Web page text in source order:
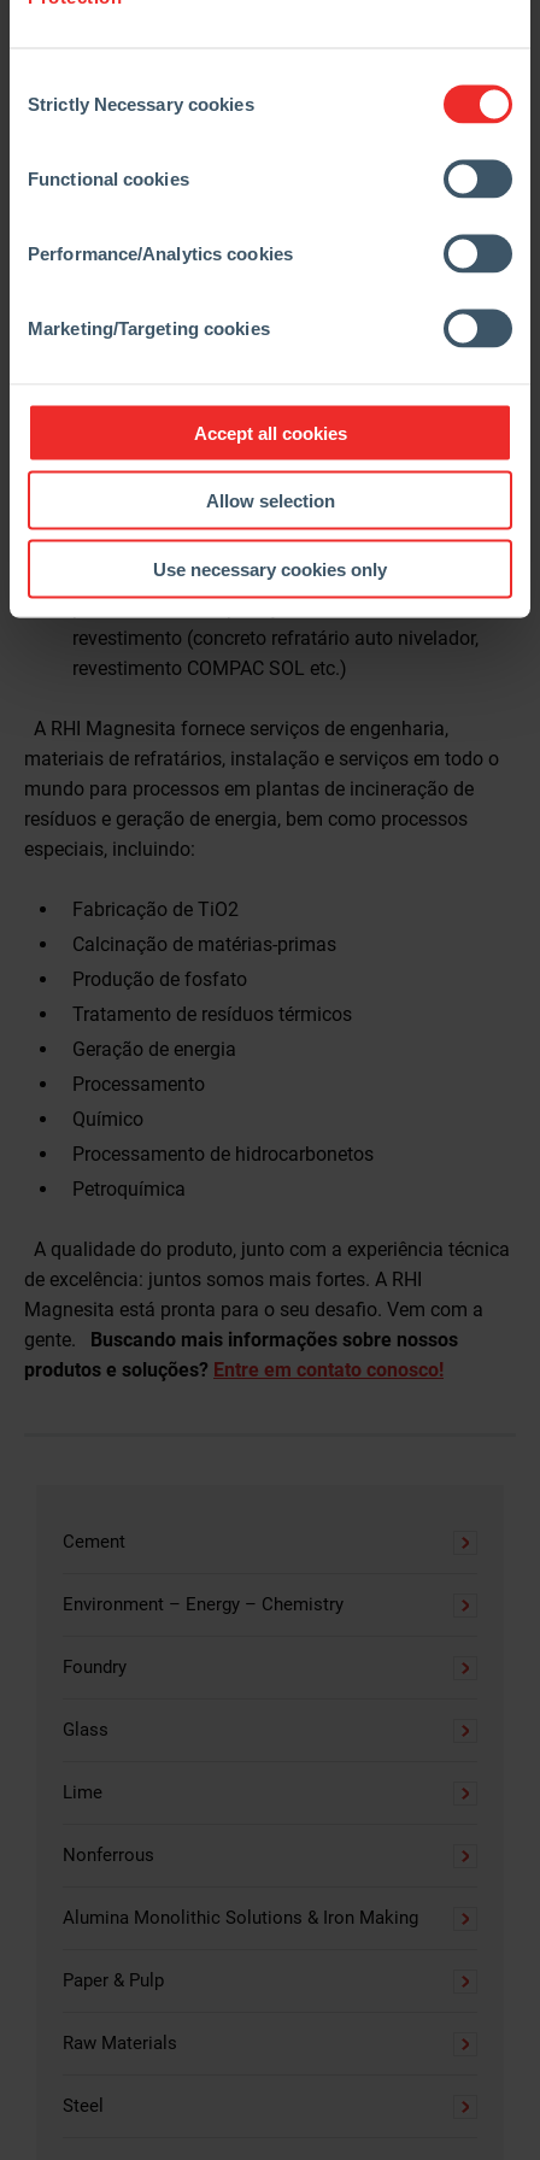
Selection
Strictly Necessary cookies
Functional cookies
Performance/Analytics cookies
Marketing/Targeting cookies
Accept all cookies
Allow selection
Use necessary cookies only
Cement
Environment – Energy – Chemistry
Foundry
Glass
Lime
Nonferrous
Alumina Monolithic Solutions & Iron Making
Paper & Pulp
Raw Materials
Steel
refratários, em função da temperatura de operação
específica
Engenharia de refratários com sistemas CAD de
Documentação detalhada do projeto, incluindo
Cálculos de fluxo de calor multidimensionais para
condições de processos estacionários e dinâmicos
específicas e individuais, junto comos Centros de
Instalação completa e supervisão de revestimento
por engenheiros experientes
Rede de vendas extensa e global
Equipamentos e time de serviços e para treinar o
revestimento (concreto refratário auto nivelador,
revestimento COMPAC SOL etc.)
A RHI Magnesita fornece serviços de engenharia,
materiais de refratários, instalação e serviços em todo o
mundo para processos em plantas de incineração de
resíduos e geração de energia, bem como processos
especiais, incluindo:
Fabricação de TiO2
Calcinação de matérias-primas
Produção de fosfato
Tratamento de resíduos térmicos
Geração de energia
Processamento
Químico
Processamento de hidrocarbonetos
Petroquímica
A qualidade do produto, junto com a experiência técnica
de excelência: juntos somos mais fortes. A RHI
Magnesita está pronta para o seu desafio. Vem com a
gente. Buscando mais informações sobre nossos
produtos e soluções? Entre em contato conosco!